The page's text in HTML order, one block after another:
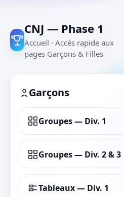
CNJ — Phase 1
Accueil · Accès rapide aux
pages Garçons & Filles
Garçons
Groupes — Div. 1
Groupes — Div. 2 & 3
Tableaux — Div. 1